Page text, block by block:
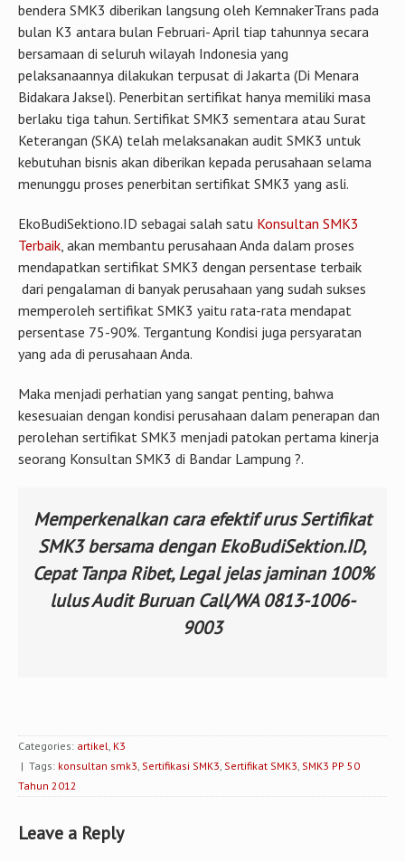
bendera SMK3 diberikan langsung oleh KemnakerTrans pada
bulan K3 antara bulan Februari- April tiap tahunnya secara
bersamaan di seluruh wilayah Indonesia yang
pelaksanaannya dilakukan terpusat di Jakarta (Di Menara
Bidakara Jaksel). Penerbitan sertifikat hanya memiliki masa
berlaku tiga tahun. Sertifikat SMK3 sementara atau Surat
Keterangan (SKA) telah melaksanakan audit SMK3 untuk
kebutuhan bisnis akan diberikan kepada perusahaan selama
menunggu proses penerbitan sertifikat SMK3 yang asli.
EkoBudiSektiono.ID sebagai salah satu Konsultan SMK3
Terbaik, akan membantu perusahaan Anda dalam proses
mendapatkan sertifikat SMK3 dengan persentase terbaik
dari pengalaman di banyak perusahaan yang sudah sukses
memperoleh sertifikat SMK3 yaitu rata-rata mendapat
persentase 75-90%. Tergantung Kondisi juga persyaratan
yang ada di perusahaan Anda.
Maka menjadi perhatian yang sangat penting, bahwa
kesesuaian dengan kondisi perusahaan dalam penerapan dan
perolehan sertifikat SMK3 menjadi patokan pertama kinerja
seorang Konsultan SMK3 di Bandar Lampung ?.
Memperkenalkan cara efektif urus Sertifikat
SMK3 bersama dengan EkoBudiSektion.ID,
Cepat Tanpa Ribet, Legal jelas jaminan 100%
lulus Audit Buruan Call/WA 0813-1006-
9003
Categories: artikel, K3
| Tags: konsultan smk3, Sertifikasi SMK3, Sertifikat SMK3, SMK3 PP 50
Tahun 2012
Leave a Reply